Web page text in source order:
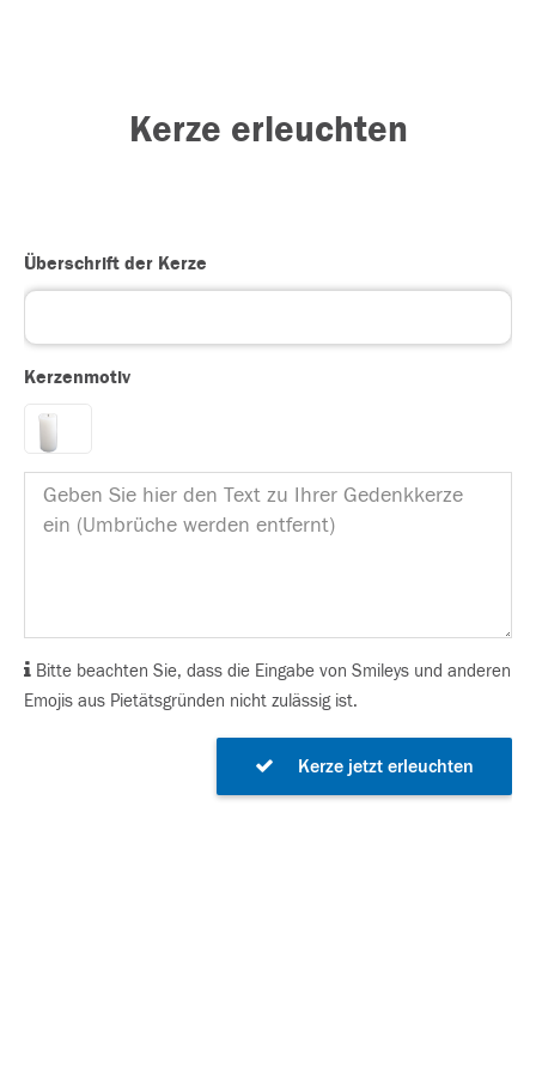
Kerze erleuchten
Überschrift der Kerze
Kerzenmotiv
Bitte beachten Sie, dass die Eingabe von Smileys und anderen
Emojis aus Pietätsgründen nicht zulässig ist.
Kerze jetzt erleuchten